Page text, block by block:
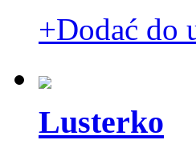
+Dodać do
Lusterko